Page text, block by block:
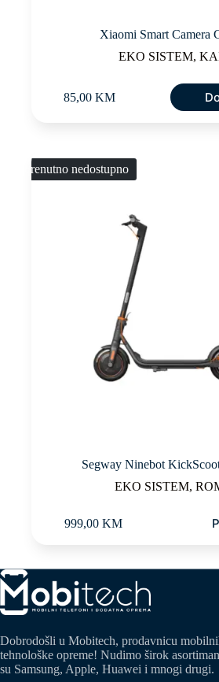
Xiaomi Smart Camera
EKO SISTEM,
85,00 KM
Trenutno nedostupno
Segway Ninebot
EKO SISTEM,
999,00 KM
Dobrodošli u Mobitech, prodavnicu
tehnološke opreme! Nudimo širok
su Samsung, Apple, Huawei i mnogi drugi.